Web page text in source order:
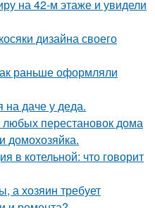
на 42-м этаже и увидели
дизайна своего
раньше оформляли
на даче у деда.
любых перестановок дома
домохозяйка.
в котельной: что говорит
а хозяин требует